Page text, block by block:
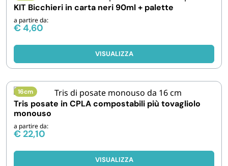
KIT Bicchieri in carta neri 90ml + palette
a partire da:
€4,60
VISUALIZZA
16cm
Tris posate in CPLA compostabili più tovagliolo
monouso
a partire da:
€ 22,10
VISUALIZZA